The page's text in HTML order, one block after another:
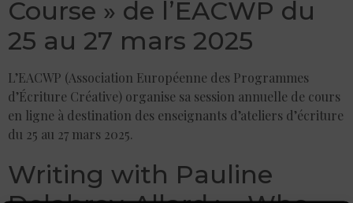
Course » de l’EACWP du
25 au 27 mars 2025
L’EACWP (Association Européenne des Programmes
d’Écriture Créative) organise sa session annuelle de cours
en ligne à destination des enseignants d’ateliers d’écriture
du 25 au 27 mars 2025.
Writing with Pauline